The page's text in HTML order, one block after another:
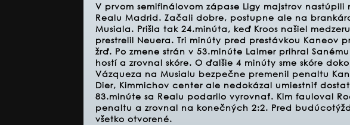
V prvom semifinálovom zápase Ligy majstrov
Realu Madrid. Začali dobre, postupne ale na
Musiala. Prišla tak 24.minúta, keď Kroos našiel
prestrelil Neuera. Tri minúty pred prestávkou Kaneov
žrď. Po zmene strán v 53.minúte Laimer prihral
hostí a zrovnal skóre. O ďalšie 4 minúty sme skóre
Vázqueza na Musialu bezpečne premenil penaltu
Dier, Kimmichov center ale nedokázal umiestniť
83.minúte sa Realu podarilo vyrovnať. Kim fauloval
penaltu a zrovnal na konečných 2:2. Pred
všetko otvorené.